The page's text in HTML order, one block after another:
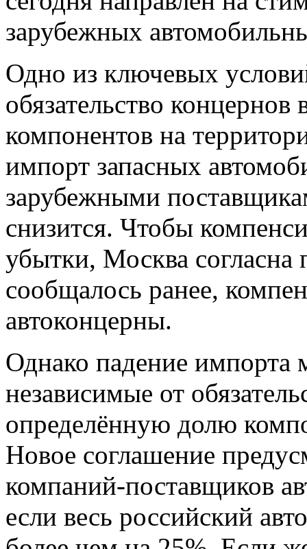
зарубежных
Одно из ключевых
обязательство концернов
компонентов на
импорт запасных
зарубежными
снизится. Чтобы
убытки, Москва согласна
сообщалось ранее,
автоконцерны.
Однако падение импорта
независимые от
определённую долю
Новое соглашение
компаний-поставщиков
если весь российский